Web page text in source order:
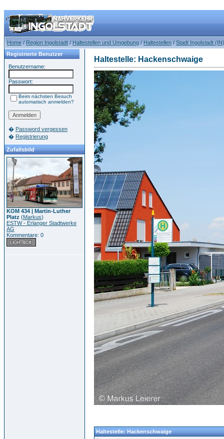
Home / Region Ingolstadt / Haltestellen und Umgebung / Haltestellen / Stadt Ingolstadt (IN)
Registrierte Benutzer
Benutzername:
Passwort:
Beim nächsten Besuch
automatisch anmelden?
� Password vergessen
� Registrierung
Zufallsbild
KOM 434 | Martin-Luther
Platz (Markus)
ESTW - Erlanger Stadtwerke
AG
Kommentare: 0
Haltestelle: Hackenschwaige
Haltestelle: Hackenschwaige